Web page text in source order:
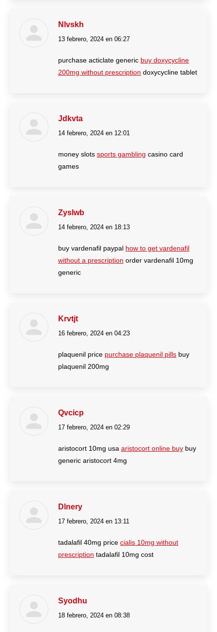
Nlvskh
dice:
13 febrero, 2024 en 06:27
purchase acticlate generic buy doxycycline
200mg without prescription doxycycline tablet
Jdkvta
dice:
14 febrero, 2024 en 12:01
money slots sports gambling casino card
games
Zyslwb
dice:
14 febrero, 2024 en 18:13
buy vardenafil paypal how to get vardenafil
without a prescription order vardenafil 10mg
generic
Krvtjt
dice:
16 febrero, 2024 en 04:23
plaquenil price purchase plaquenil pills buy
plaquenil 200mg
Qvcicp
dice:
17 febrero, 2024 en 02:29
aristocort 10mg usa aristocort online buy buy
generic aristocort 4mg
Dlnery
dice:
17 febrero, 2024 en 13:11
tadalafil 40mg price cialis 10mg without
prescription tadalafil 10mg cost
Syodhu
dice:
18 febrero, 2024 en 08:38